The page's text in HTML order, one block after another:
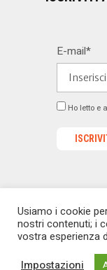
E-mail*
Ho letto e
© 2022
Usiamo i cookie
nostri contenuti; i
vostra esperienza
Impostazioni